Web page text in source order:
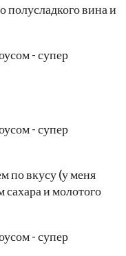
полусладкого вина и
по вкусу (у меня
сахара и молотого